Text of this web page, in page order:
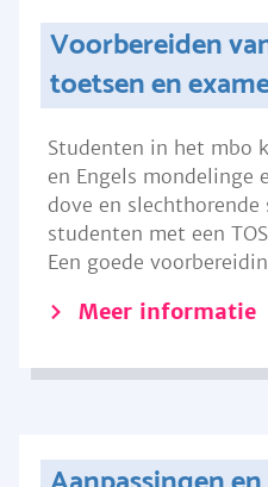
Voorbereiden
toetsen en
Studenten in het mbo
en Engels mondelinge
dove en
studenten met een
Een goede
Meer informatie